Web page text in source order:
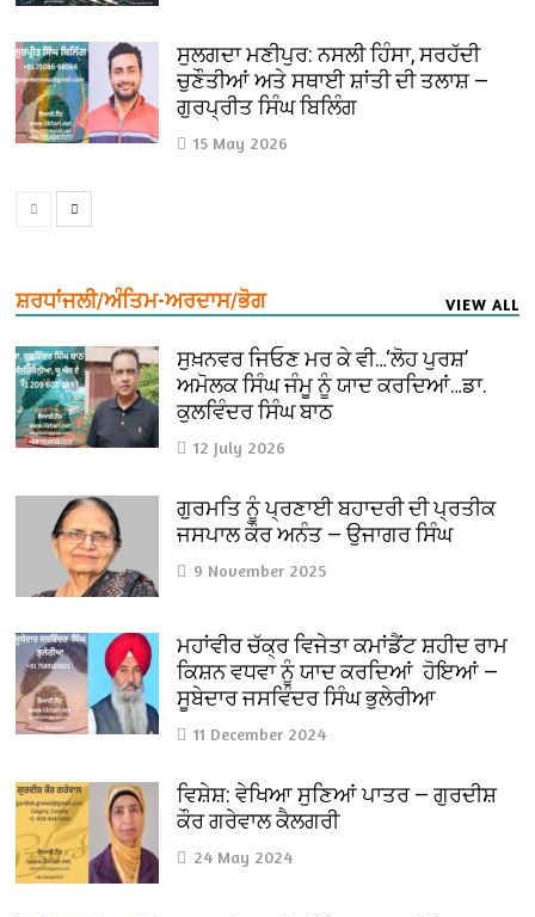
ਸੁਲਗਦਾ ਮਣੀਪੁਰ: ਨਸਲੀ ਹਿੰਸਾ, ਸਰਹੱਦੀ
ਚੁਣੌਤੀਆਂ ਅਤੇ ਸਥਾਈ ਸ਼ਾਂਤੀ ਦੀ ਤਲਾਸ਼ —
ਗੁਰਪ੍ਰੀਤ ਸਿੰਘ ਬਿਲਿੰਗ
15 May 2026
ਸ਼ਰਧਾਂਜਲੀ/ਅੰਤਿਮ-ਅਰਦਾਸ/ਭੋਗ VIEW ALL
ਸੁਖ਼ਨਵਰ ਜਿਓਣ ਮਰ ਕੇ ਵੀ…‘ਲੋਹ ਪੁਰਸ਼’
ਅਮੋਲਕ ਸਿੰਘ ਜੰਮੂ ਨੂੰ ਯਾਦ ਕਰਦਿਆਂ…ਡਾ.
ਕੁਲਵਿੰਦਰ ਸਿੰਘ ਬਾਠ
12 July 2026
ਗੁਰਮਤਿ ਨੂੰ ਪ੍ਰਣਾਈ ਬਹਾਦਰੀ ਦੀ ਪ੍ਰਤੀਕ
ਜਸਪਾਲ ਕੌਰ ਅਨੰਤ — ਉਜਾਗਰ ਸਿੰਘ
9 November 2025
ਮਹਾਂਵੀਰ ਚੱਕ੍ਰ ਵਿਜੇਤਾ ਕਮਾਂਡੈਂਟ ਸ਼ਹੀਦ ਰਾਮ
ਕਿਸ਼ਨ ਵਧਵਾ ਨੂੰ ਯਾਦ ਕਰਦਿਆਂ ਹੋਇਆਂ —
ਸੂਬੇਦਾਰ ਜਸਵਿੰਦਰ ਸਿੰਘ ਭੁਲੇਰੀਆ
11 December 2024
ਵਿਸ਼ੇਸ਼: ਵੇਖਿਆ ਸੁਣਿਆਂ ਪਾਤਰ — ਗੁਰਦੀਸ਼
ਕੌਰ ਗਰੇਵਾਲ ਕੈਲਗਰੀ
24 May 2024